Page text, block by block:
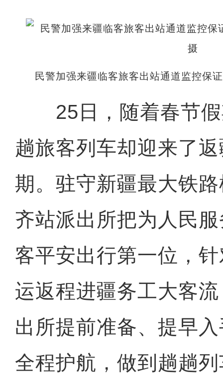
民警加强来疆临客旅客出站通道监控保
25日，随着春节假
趟旅客列车却迎来了
期。驻守新疆最大铁
齐站派出所把为人民
客平安出行第一位，
运返程进疆务工大客
出所提前准备、提早
全程护航，做到趟趟